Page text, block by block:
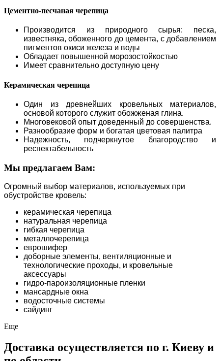
Цементно-песчаная черепица
Производится из природного сырья: песка,
известняка, обоженного до цемента, с добавлением
пигментов окиси железа и воды
Обладает повышенной морозостойкостью
Имеет сравнительно доступную цену
Керамическая черепица
Один из древнейших кровельных материалов,
основой которого служит обожженая глина.
Многовековой опыт доведенный до совершенства.
Разнообразие форм и богатая цветовая палитра
Надежность, подчеркнутое благородство и
респектабельность
Мы предлагаем Вам:
Огромный выбор материалов, используемых при
обустройстве кровель:
керамическая черепица
натуральная черепица
гибкая черепица
металлочерепица
еврошифер
доборные элементы, вентиляционные и
технологические проходы, и кровельные
аксессуары
гидро-пароизоляционные пленки
мансардные окна
водосточные системы
сайдинг
Еще
Доставка осуществляется по г. Киеву и